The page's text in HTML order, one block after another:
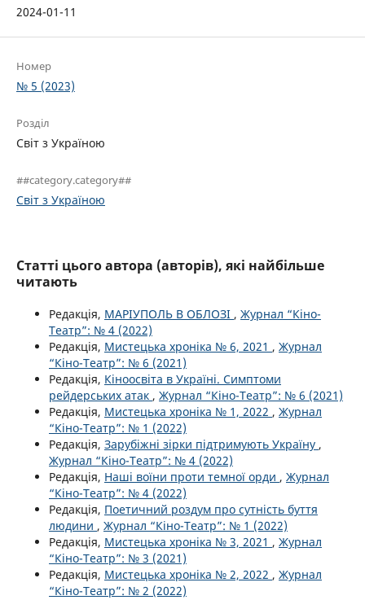
2024-01-11
Номер
№ 5 (2023)
Розділ
Світ з Україною
##category.category##
Світ з Україною
Статті цього автора (авторів), які найбільше
читають
Редакція, МАРІУПОЛЬ В ОБЛОЗІ , Журнал “Кіно-
Театр”: № 4 (2022)
Редакція, Мистецька хроніка № 6, 2021 , Журнал
“Кіно-Театр”: № 6 (2021)
Редакція, Кіноосвіта в Україні. Симптоми
рейдерських атак , Журнал “Кіно-Театр”: № 6 (2021)
Редакція, Мистецька хроніка № 1, 2022 , Журнал
“Кіно-Театр”: № 1 (2022)
Редакція, Зарубіжні зірки підтримують Україну ,
Журнал “Кіно-Театр”: № 4 (2022)
Редакція, Наші воїни проти темної орди , Журнал
“Кіно-Театр”: № 4 (2022)
Редакція, Поетичний роздум про сутність буття
людини , Журнал “Кіно-Театр”: № 1 (2022)
Редакція, Мистецька хроніка № 3, 2021 , Журнал
“Кіно-Театр”: № 3 (2021)
Редакція, Мистецька хроніка № 2, 2022 , Журнал
“Кіно-Театр”: № 2 (2022)